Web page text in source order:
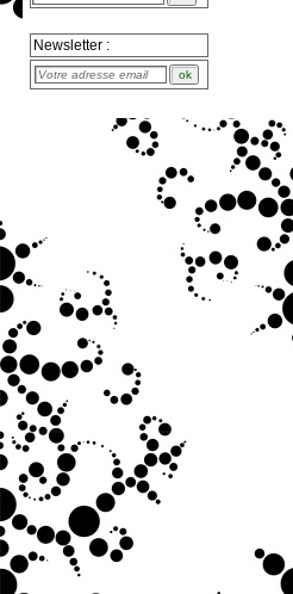
Newsletter :